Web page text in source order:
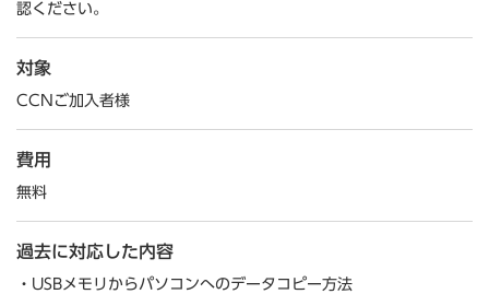
認ください。
対象
CCNご加入者様
費用
無料
過去に対応した内容
・USBメモリからパソコンへのデータコピー方法